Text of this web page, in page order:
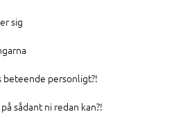
sig
beteende personligt?!
sådant ni redan kan?!